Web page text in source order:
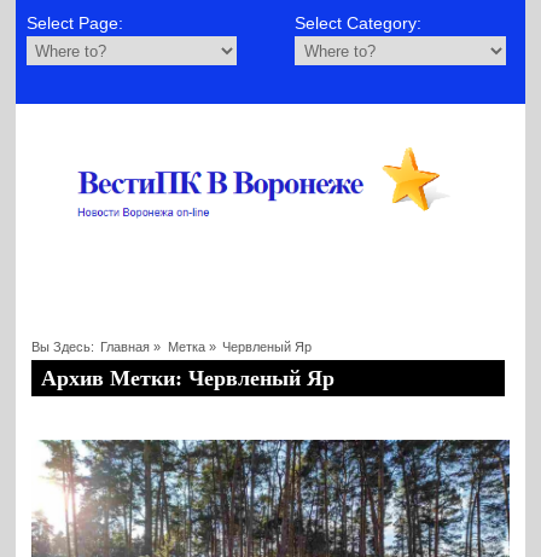
Select Page: Select Category:
Вы Здесь: Главная » Метка » Червленый Яр
Архив Метки: Червленый Яр